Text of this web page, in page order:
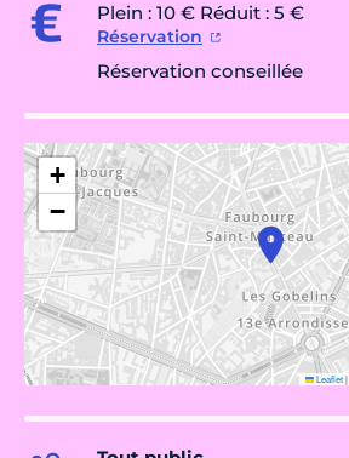
Plein : 10 € Réduit : 5 €
Réservation
Réservation conseillée
+
−
Leaflet|